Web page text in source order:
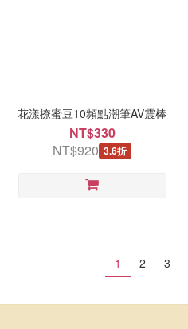
花漾撩蜜豆10頻點潮筆AV震棒
NT$330
NT$920 3.6折
1 2 3